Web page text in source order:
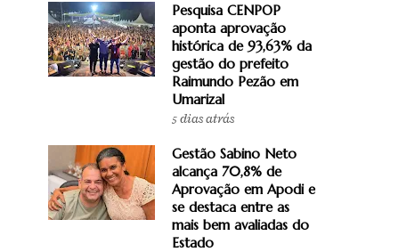
Pesquisa CENPOP
aponta aprovação
histórica de 93,63% da
gestão do prefeito
Raimundo Pezão em
Umarizal
5 dias atrás
Gestão Sabino Neto
alcança 70,8% de
Aprovação em Apodi e
se destaca entre as
mais bem avaliadas do
Estado